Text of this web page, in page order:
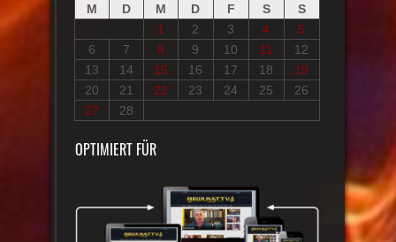
M D M D F S
S
1
2 3 4
5
6
7 8 9 10 11
12
13
14 15 16 17 18
19
20
21 22 23 24 25
26
27
28
OPTIMIERT FÜR